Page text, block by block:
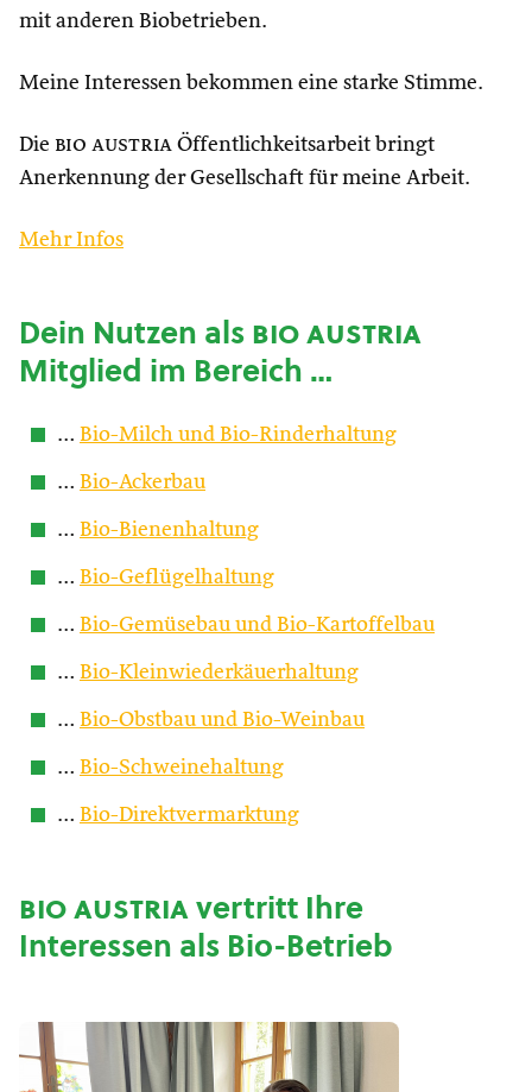
mit anderen Biobetrieben.
Meine Interessen bekommen eine starke Stimme.
Die bio austria Öffentlichkeitsarbeit bringt
Anerkennung der Gesellschaft für meine Arbeit.
Mehr Infos
Dein Nutzen alsbio austria
Mitglied im Bereich …
… Bio-Milch und Bio-Rinderhaltung
… Bio-Ackerbau
… Bio-Bienenhaltung
… Bio-Geflügelhaltung
… Bio-Gemüsebau und Bio-Kartoffelbau
… Bio-Kleinwiederkäuerhaltung
… Bio-Obstbau und Bio-Weinbau
… Bio-Schweinehaltung
… Bio-Direktvermarktung
bio austriavertritt Ihre
Interessen als Bio-Betrieb